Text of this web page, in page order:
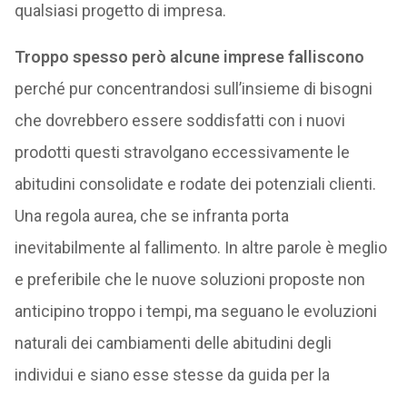
qualsiasi progetto di impresa.
Troppo spesso però alcune imprese falliscono
perché pur concentrandosi sull’insieme di bisogni
che dovrebbero essere soddisfatti con i nuovi
prodotti questi stravolgano eccessivamente le
abitudini consolidate e rodate dei potenziali clienti.
Una regola aurea, che se infranta porta
inevitabilmente al fallimento. In altre parole è meglio
e preferibile che le nuove soluzioni proposte non
anticipino troppo i tempi, ma seguano le evoluzioni
naturali dei cambiamenti delle abitudini degli
individui e siano esse stesse da guida per la